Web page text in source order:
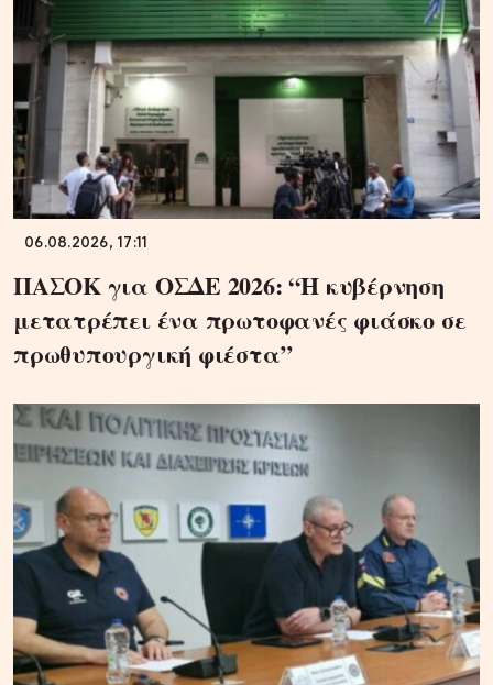
06.08.2026, 17:11
ΠΑΣΟΚ για ΟΣΔΕ 2026: “Η κυβέρνηση
μετατρέπει ένα πρωτοφανές φιάσκο σε
πρωθυπουργική φιέστα”